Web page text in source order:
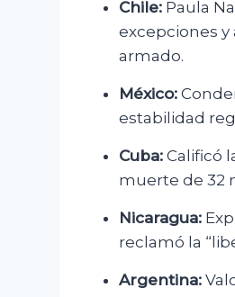
Chile: Paula
excepciones y
armado.
México:
estabilidad
Cuba: Calificó
muerte de 32
Nicaragua:
reclamó la
Argentina: